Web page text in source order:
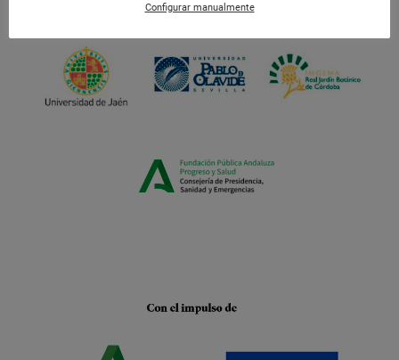
Configurar manualmente